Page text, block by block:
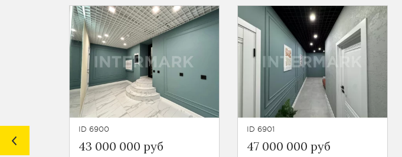
ID 6900
43 000 000 руб
ID 6901
47 000 000 руб